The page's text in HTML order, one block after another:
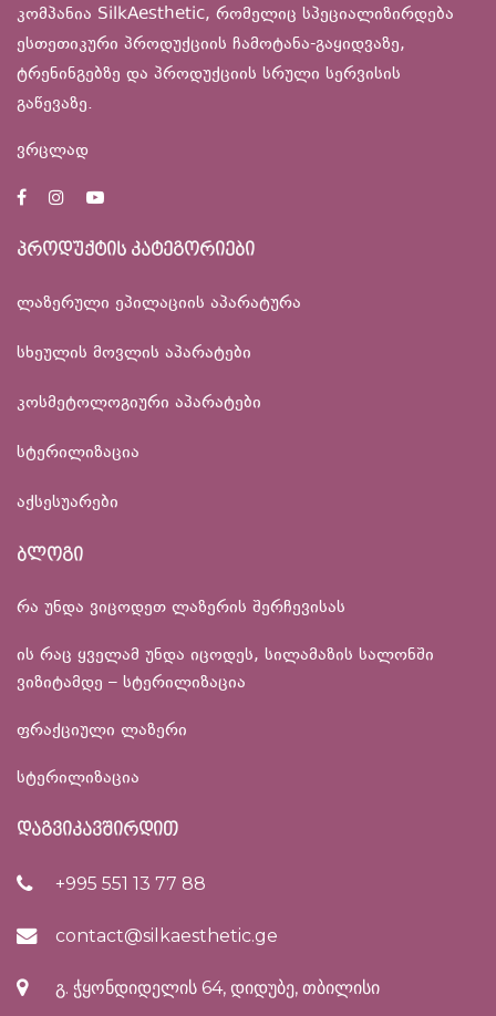
კომპანია SilkAesthetic, რომელიც სპეციალიზირდება
ესთეთიკური პროდუქციის ჩამოტანა-გაყიდვაზე,
ტრენინგებზე და პროდუქციის სრული სერვისის
გაწევაზე.
ვრცლად
პროდუქტის კატეგორიები
ლაზერული ეპილაციის აპარატურა
სხეულის მოვლის აპარატები
კოსმეტოლოგიური აპარატები
სტერილიზაცია
აქსესუარები
ბლოგი
რა უნდა ვიცოდეთ ლაზერის შერჩევისას
ის რაც ყველამ უნდა იცოდეს, სილამაზის სალონში
ვიზიტამდე – სტერილიზაცია
ფრაქციული ლაზერი
სტერილიზაცია
დაგვიკავშირდით
+995 551 13 77 88
contact@silkaesthetic.ge
გ. ჭყონდიდელის 64, დიდუბე, თბილისი